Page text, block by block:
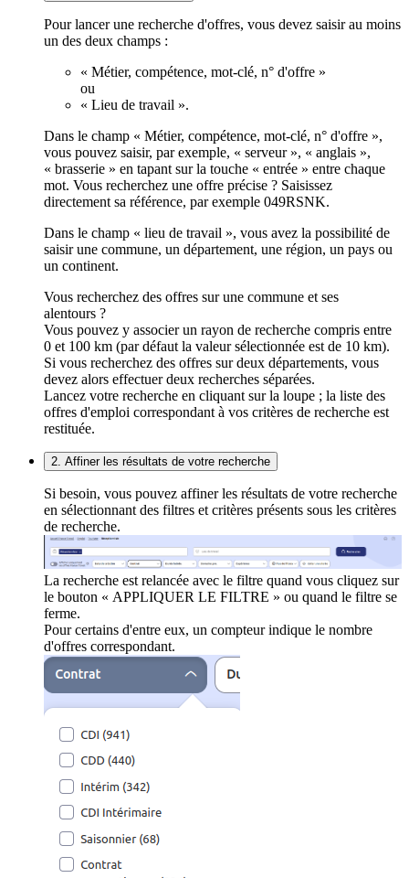
Pour lancer une recherche d'offres, vous devez saisir au moins
un des deux champs :
« Métier, compétence, mot-clé, n° d'offre »
ou
« Lieu de travail ».
Dans le champ « Métier, compétence, mot-clé, n° d'offre »,
vous pouvez saisir, par exemple, « serveur », « anglais »,
« brasserie » en tapant sur la touche « entrée » entre chaque
mot. Vous recherchez une offre précise ? Saisissez
directement sa référence, par exemple 049RSNK.
Dans le champ « lieu de travail », vous avez la possibilité de
saisir une commune, un département, une région, un pays ou
un continent.
Vous recherchez des offres sur une commune et ses
alentours ?
Vous pouvez y associer un rayon de recherche compris entre
0 et 100 km (par défaut la valeur sélectionnée est de 10 km).
Si vous recherchez des offres sur deux départements, vous
devez alors effectuer deux recherches séparées.
Lancez votre recherche en cliquant sur la loupe ; la liste des
offres d'emploi correspondant à vos critères de recherche est
restituée.
2. Affiner les résultats de votre recherche
Si besoin, vous pouvez affiner les résultats de votre recherche
en sélectionnant des filtres et critères présents sous les critères
de recherche.
La recherche est relancée avec le filtre quand vous cliquez sur
le bouton « APPLIQUER LE FILTRE » ou quand le filtre se
ferme.
Pour certains d'entre eux, un compteur indique le nombre
d'offres correspondant.